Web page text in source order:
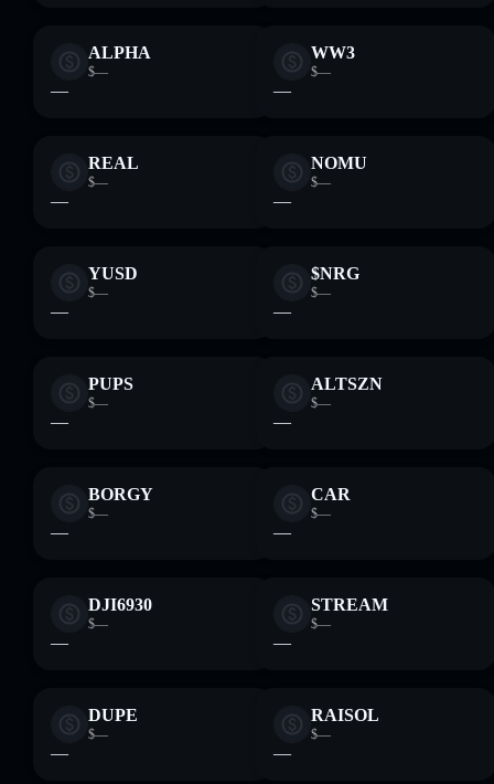
ALPHA
$—
—
WW3
$—
—
REAL
$—
—
NOMU
$—
—
YUSD
$—
—
$NRG
$—
—
PUPS
$—
—
ALTSZN
$—
—
BORGY
$—
—
CAR
$—
—
DJI6930
$—
—
STREAM
$—
—
DUPE
$—
—
RAISOL
$—
—